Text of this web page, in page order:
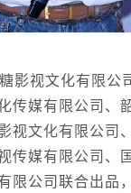
影视文化有限
传媒有限公司
视文化有限公
传媒有限公司
限公司联合出